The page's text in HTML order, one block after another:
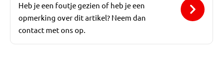
Heb je een foutje gezien of heb je een
opmerking over dit artikel? Neem dan
contact met ons op.